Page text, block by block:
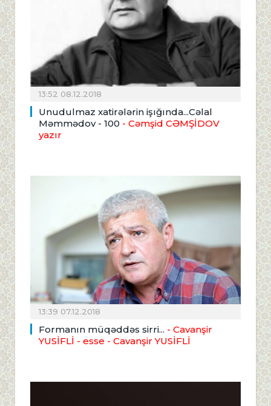
13:52 08.12.2018
Unudulmaz xatirələrin işığında...Cəlal
Məmmədov - 100 - Cəmşid CƏMŞİDOV
yazır
13:39 07.12.2018
Formanın müqəddəs sirri... - Cavanşir
YUSİFLİ - esse - Cavanşir YUSİFLİ